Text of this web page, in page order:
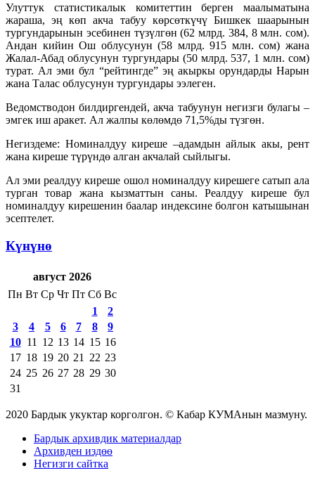
Улуттук статистикалык комитеттин берген маалыматына
жараша, эң көп акча табуу көрсөткүчү Бишкек шаарынын
тургундарынын эсебинен түзүлгөн (62 млрд. 384, 8 млн. сом).
Андан кийин Ош облусунун (58 млрд. 915 млн. сом) жана
Жалал-Абад облусунун тургундары (50 млрд. 537, 1 млн. сом)
турат. Ал эми бул “рейтингде” эң акыркы орундарды Нарын
жана Талас облусунун тургундары ээлеген.
Ведомстводон билдиргендей, акча табуунун негизги булагы –
эмгек иш аракет. Ал жалпы көлөмдө 71,5%ды түзгөн.
Негиздеме: Номиналдуу киреше –адамдын айлык акы, рент
жана киреше түрүндө алган акчалай сыйлыгы.
Ал эми реалдуу киреше ошол номиналдуу кирешеге сатып ала
турган товар жана кызматтын саны. Реалдуу киреше бул
номиналдуу кирешенин баалар индексине болгон катышынан
эсептелет.
Күнүнө
август 2026
Пн Вт Ср Чт Пт Сб Вс
1
2
3
4 5 6 7 8
9
10 11 12 13 14 15 16
17 18 19 20 21 22 23
24 25 26 27 28 29 30
31
2020 Бардык укуктар корголгон. © Кабар КУМАнын мазмуну.
Бардык архивдик материалдар
Архивден издөө
Негизги сайтка